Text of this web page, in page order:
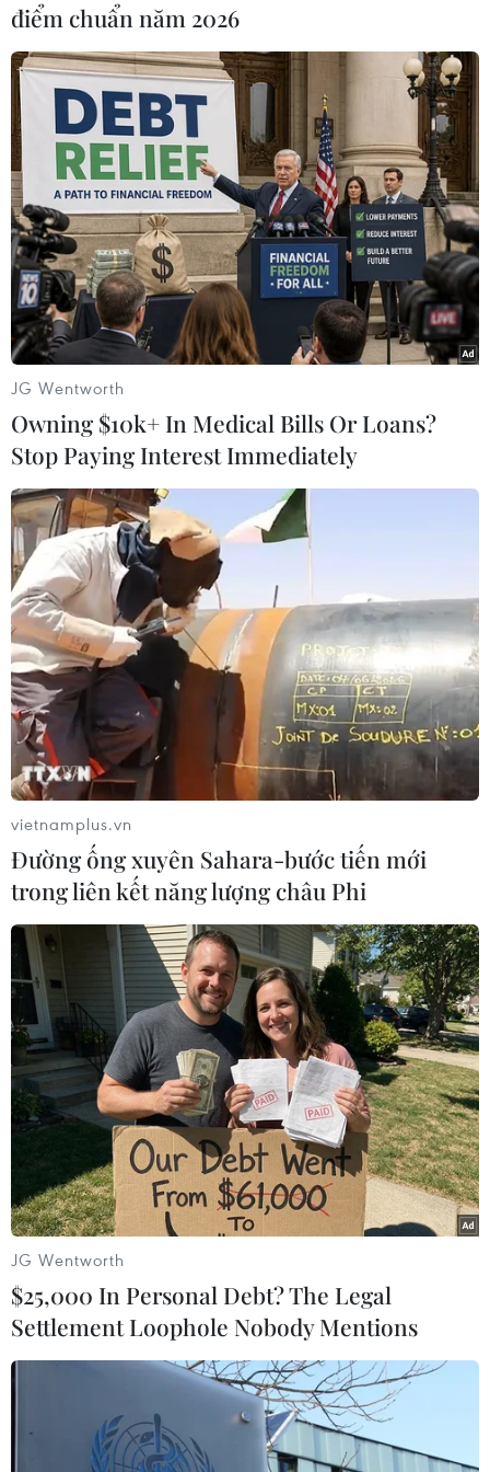
Quan hệ giữa Trung Quốc và Mỹ - hai nền kinh
trước hàng loạt tranh chấp về các vấn đề như
thương mại.
Hồi tháng 12/2020, Bộ Thương mại Mỹ đã bổ
sung hàng chục công ty Trung Quốc vào "danh
sách đen" thương mại, cáo buộc Bắc Kinh sử
dụng các công ty này để khai thác các công
nghệ dân sự cho mục đích quân sự./.
(TTXVN/Vietnam+)
#Sàn giao dịch
#Chứng khoán New York
#Hủy niêm yết
#Chứng khoán Mỹ
#Danh sách đen
Mỹ
Trung Quốc
TIN LIÊN QUAN
NYSE hủy niêm yết 3 doanh nghiệp Trung
điểm chuẩn năm 2026
JG Wentworth
Owning $10k+ In Medical Bills Or Loans?
Stop Paying Interest Immediately
vietnamplus.vn
Đường ống xuyên Sahara-bước tiến mới
trong liên kết năng lượng châu Phi
JG Wentworth
$25,000 In Personal Debt? The Legal
Settlement Loophole Nobody Mentions